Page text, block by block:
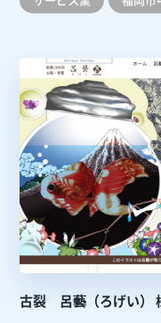
古裂 呂藝（ろげい）